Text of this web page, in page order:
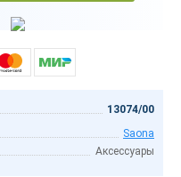
13074/00
Saona
Аксессуары